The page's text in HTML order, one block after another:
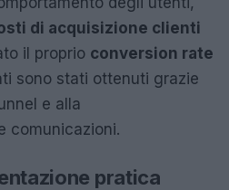
di acquisizione clienti
il proprio conversion rate
sono stati ottenuti grazie
e alla
comunicazioni.
pratica